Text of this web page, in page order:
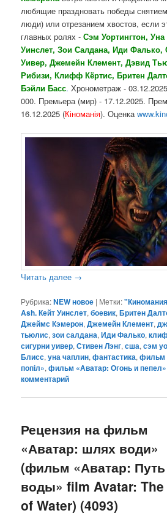
любящие праздновать победы
люди) или отрезанием хвостов, если
главных ролях -Сэм Уортингтон,
Уинслет, Зои Салдана, Иди Фалько,
Уивер, Джемейн Клемент, Дэвид
Рибизи, Клифф Кёртис, Бритен
Бэйли Басс.Хронометраж -
000. Премьера (мир) - 17.12.2025.
16.12.2025 (Кіноманія). Оценка
Читать далее →
Рубрика:NEW новое | Метки:
Ash. Кейт Уинслет,боевик,Бритен
Джеймс Кэмерон,Джемейн Клемент,
тьюлис,зои салдана,Иди Фалько,
сигурни уивер,Стивен Лэнг,сша,сэм
Блисс,уна чаплин,фантастика,фильм
попіл»,фильм «Аватар: Огонь и пепел»
комментарий
Рецензия на фильм
«Аватар: шлях води»
(фильм «Аватар: Путь
воды» film Avatar: The
of Water) (4093)